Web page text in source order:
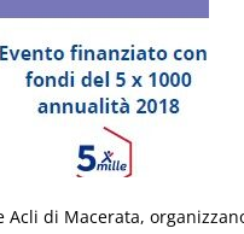
di Macerata,